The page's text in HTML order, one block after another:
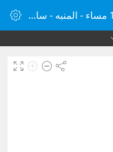
المنبه في الساعة 1:11 مساء - المنبه - ساعة منبه الإنترنت